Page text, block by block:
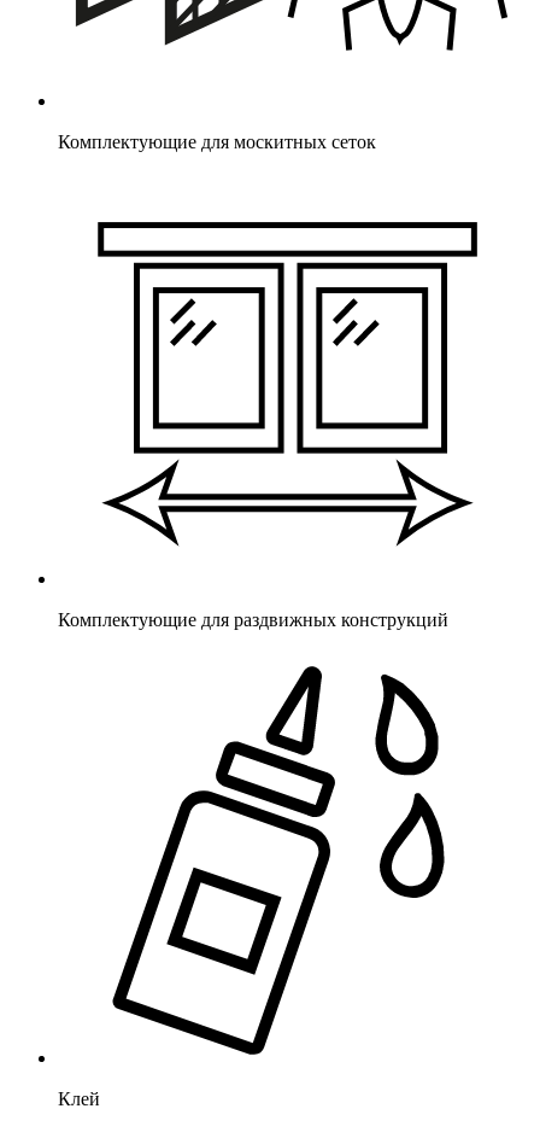
Комплектующие для москитных сеток
Комплектующие для раздвижных конструкций
Клей